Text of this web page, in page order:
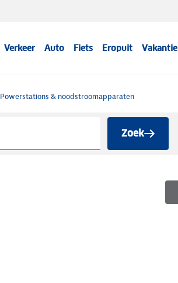
Verkeer Auto Fiets Eropuit Vakantie
Powerstations & noodstroomapparaten
Zoek